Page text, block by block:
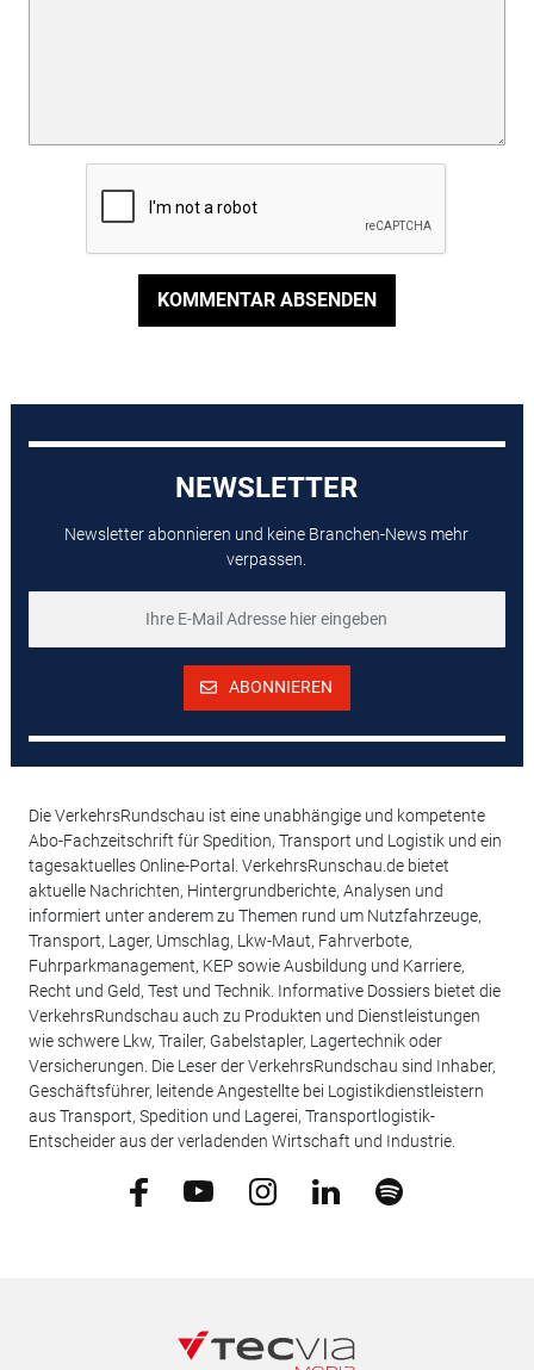
KOMMENTAR ABSENDEN
NEWSLETTER
Newsletter abonnieren und keine Branchen-News mehr
verpassen.
ABONNIEREN
Die VerkehrsRundschau ist eine unabhängige und kompetente
Abo-Fachzeitschrift für Spedition, Transport und Logistik und ein
tagesaktuelles Online-Portal. VerkehrsRunschau.de bietet
aktuelle Nachrichten, Hintergrundberichte, Analysen und
informiert unter anderem zu Themen rund um Nutzfahrzeuge,
Transport, Lager, Umschlag, Lkw-Maut, Fahrverbote,
Fuhrparkmanagement, KEP sowie Ausbildung und Karriere,
Recht und Geld, Test und Technik. Informative Dossiers bietet die
VerkehrsRundschau auch zu Produkten und Dienstleistungen
wie schwere Lkw, Trailer, Gabelstapler, Lagertechnik oder
Versicherungen. Die Leser der VerkehrsRundschau sind Inhaber,
Geschäftsführer, leitende Angestellte bei Logistikdienstleistern
aus Transport, Spedition und Lagerei, Transportlogistik-
Entscheider aus der verladenden Wirtschaft und Industrie.